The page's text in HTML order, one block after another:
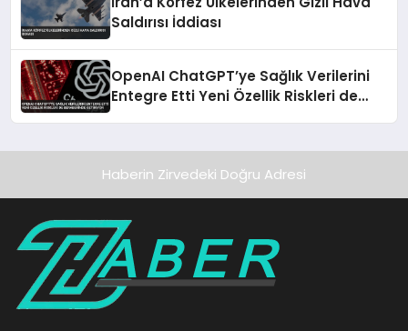
Saldırısı İddiası
OpenAI ChatGPT’ye Sağlık Verilerini
Entegre Etti Yeni Özellik Riskleri de
Haberin Zirvedeki Doğru Adresi